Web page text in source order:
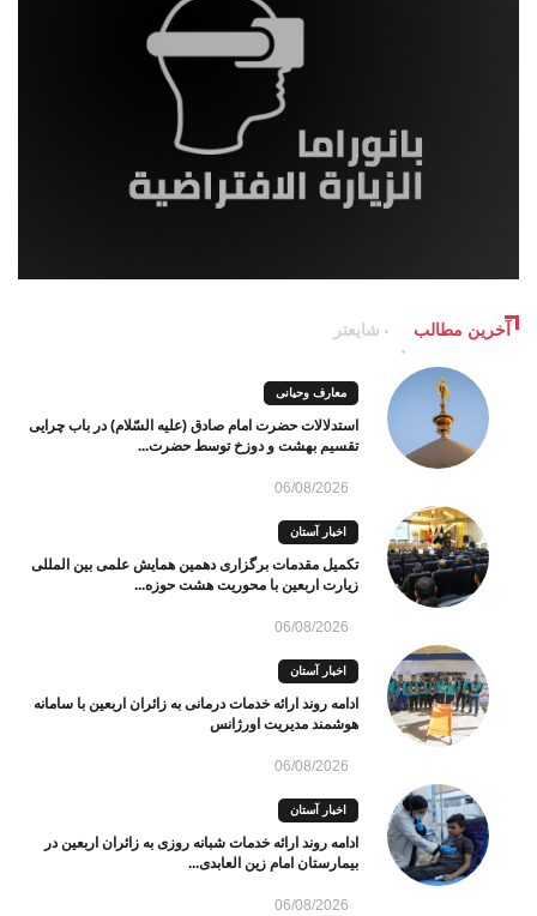
آخرین مطالب شایعتر
معارف وحیانی
استدلالات حضرت امام صادق (علیه السّلام) در باب چرایی
تقسیم بهشت و دوزخ توسط حضرت...
06/08/2026
اخبار آستان
تکمیل مقدمات برگزاری دهمین همایش علمی بین المللی
زیارت اربعین با محوریت هشت حوزه...
06/08/2026
اخبار آستان
ادامه روند ارائه خدمات درمانی به زائران اربعین با سامانه
هوشمند مدیریت اورژانس
06/08/2026
اخبار آستان
ادامه روند ارائه خدمات شبانه روزی به زائران اربعین در
بیمارستان امام زین العابدی...
06/08/2026